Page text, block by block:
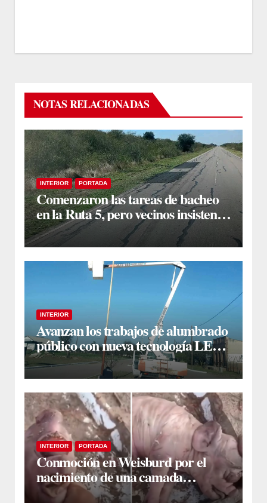
NOTAS RELACIONADAS
INTERIOR PORTADA
Comenzaron las tareas de bacheo
en la Ruta 5, pero vecinos insisten
en un reclamo integral
INTERIOR
Avanzan los trabajos de alumbrado
público con nueva tecnología LED
en Estación Taboada
INTERIOR PORTADA
Conmoción en Weisburd por el
nacimiento de una camada
lechones con graves deformaciones